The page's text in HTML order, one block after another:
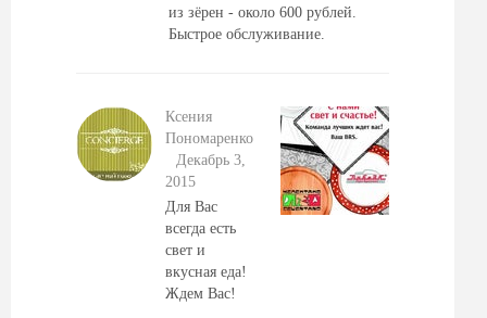
из зёрен - около 600 рублей.
Быстрое обслуживание.
Ксения
Пономаренко
Декабрь 3,
2015
Для Вас
всегда есть
свет и
вкусная еда!
Ждем Вас!